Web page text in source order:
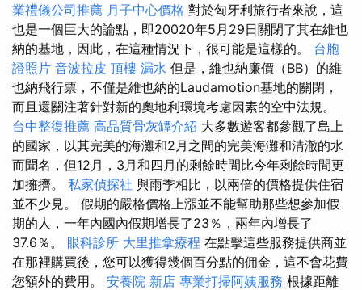
業禮儀公司推薦 月子中心價格 對於匈牙利旅行者來說，這
也是一個巨大的論點，即20020年5月29日關閉了其在維也
納的基地，因此，在這種情況下，很可能是這樣的。 台胞
證照片 音波拉皮 頂樓 漏水 但是，維也納廉價（BB）的維
也納飛行票，不僅是維也納的Laudamotion基地的關閉，
而且還關注著針對新的奧地利環境考慮因素的空中法規。
台中整復推薦 高品質骨灰罈介紹 大多數遊客都參觀了島上
的國家，以其完美的海灘和2月之間的完美海灘和清澈的水
而聞名，但12月，3月和四月的剩餘時間比今年剩餘時間更
加擁擠。 私家偵探社 與雨季相比，以兩倍的價格提供住宿
並不少見。 假期的嚴格價格上漲並不能幫助那些想參加假
期的人，一年內國內假期增長了23％，兩年內增長了
37.6％。 眼科診所 大里推拿療程 在點擊這些服務提供商並
在那裡購買後，您可以獲得幾個百分點的佣金，這不會花費
您額外的費用。 安養院 新店 專業打掃阿姨服務 根據距離